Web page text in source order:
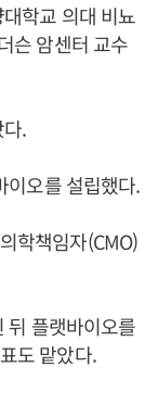
학교 의대 비뇨
슨 암센터 교수
.
이오를 설립했다.
학책임자(CMO)
뒤 플랫바이오를
도 맡았다.